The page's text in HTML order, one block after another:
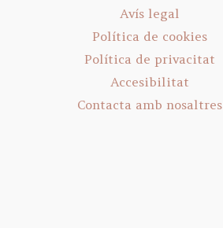
Avís legal
Política de cookies
Política de privacitat
Accesibilitat
Contacta amb nosaltres